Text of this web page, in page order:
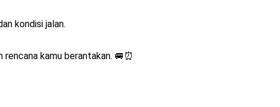
kondisi jalan.
rencana kamu berantakan. 🚐⏰